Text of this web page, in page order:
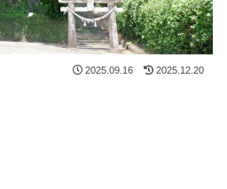
2025.09.16 2025.12.20